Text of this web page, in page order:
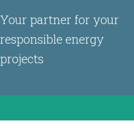
Your partner for your
responsible energy
projects